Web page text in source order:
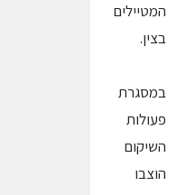
המטיילים
בצין.
במסגרת
פעולות
השיקום
הוצבו